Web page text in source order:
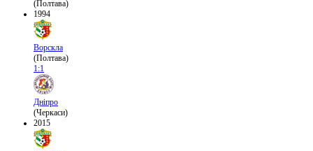
(Полтава)
1994
Ворскла
(Полтава)
1:1
Дніпро
(Черкаси)
2015